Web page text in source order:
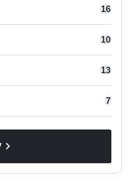
16
10
13
7
chevron_right